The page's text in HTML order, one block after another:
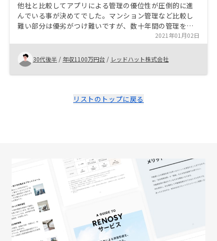
他社と比較してアプリによる管理の優位性が圧倒的に進
んでいる事が決めてでした。マンション管理など比較し
難い部分は優劣がつけ難いですが、数十年間の管理を考
慮した際、可能な限りペーパーレスでないと管理が煩雑
になるし、資産状況を気になったらその場で見れること
が理想なので、それらを最優先に他社と比較した際、
Renosyが一番でした。 居住用マンションに関するサー
ビスもワンストップで対応頂けると投資と居住を含めた
2021年01月02日
30代後半 / 年収1100万円台 / レッドハット株式会社
リストのトップに戻る